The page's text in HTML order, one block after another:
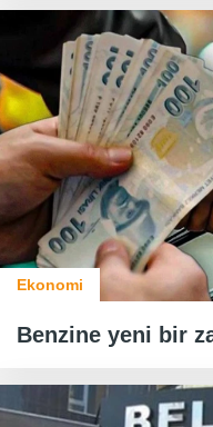
Ekonomi
Benzine yeni bir